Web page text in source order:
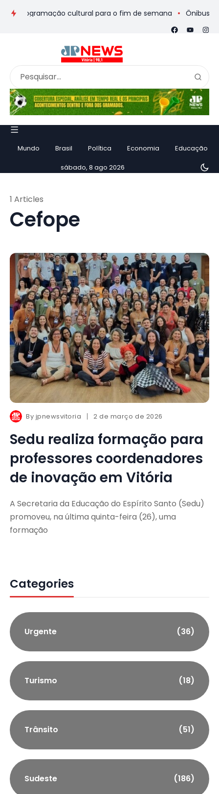
programação cultural para o fim de semana Ônibus de
Mundo Brasil Política Economia Educação
sábado, 8 ago 2026
Cefope
1 Articles
By jpnewsvitoria 2 de março de 2026
Sedu realiza formação para
professores coordenadores
de inovação em Vitória
A Secretaria da Educação do Espírito Santo (Sedu)
promoveu, na última quinta-feira (26), uma
formação
Categories
Urgente (36)
Turismo (18)
Trânsito (51)
Sudeste (186)